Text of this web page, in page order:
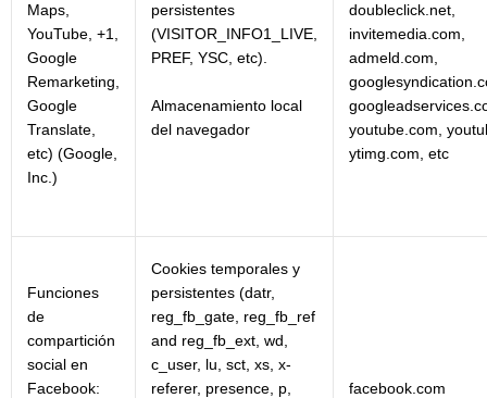
Maps,
YouTube, +1,
Google
Remarketing,
Google
Translate,
etc) (Google,
Inc.)
persistentes
(VISITOR_INFO1_LIVE,
PREF, YSC, etc).
Almacenamiento local
del navegador
doubleclick.net,
invitemedia.com,
admeld.com,
youtube.com,
ytimg.com, etc
Funciones
de
compartición
social en
Facebook:
Cookies temporales y
persistentes (datr,
reg_fb_gate, reg_fb_ref
and reg_fb_ext, wd,
c_user, lu, sct, xs, x-
referer, presence, p,
facebook.com